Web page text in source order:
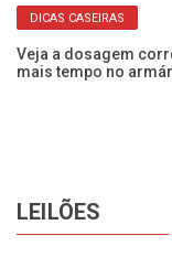
DICAS CASEIRAS
Veja a dosagem
mais tempo no
LEILÕES